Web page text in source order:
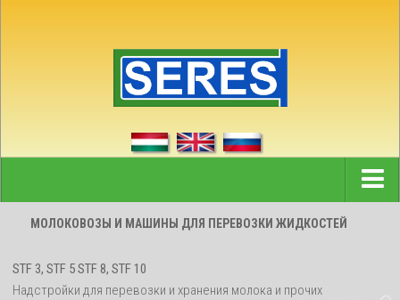
ДОМОЙ
РЕФЕРЕНЦИИ
МОЛОКОВОЗЫ И МАШИНЫ ДЛЯ ПЕРЕВОЗКИ ЖИДКОСТЕЙ
STF 3, STF 5 STF 8, STF 10
Надстройки для перевозки и хранения молока и прочих